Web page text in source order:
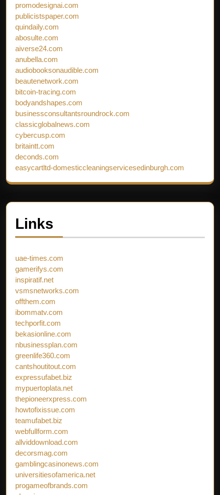
promodesignai.com
publicistspaper.com
quindaily.com
abosulte.com
aiverse24.com
anubella.com
audiobooksonaudible.com
beautenetwork.com
bitcoin-tracing.com
bodyandshapes.com
businessconsultantsroundrock.com
classicglobalnews.com
cybercusp.com
britaintt.com
deconds.com
easycartltd-domesticcleaningservicesedinburgh.com
Links
uae-times.com
gamerifys.com
inspiratif.net
vsmsnetworks.com
offthem.com
ibommatv.com
techporfit.com
bekasionline.com
nbusinessplan.com
greenlife360.com
cantshoutitout.com
expressufabet.biz
mypuertoplata.net
thepioneerxpress.com
howtofixissue.com
teamufabet.biz
webfullform.com
allviddownload.com
decorsmag.com
gamblingcasinonews.com
universitiesofamerica.net
progameofbrands.com